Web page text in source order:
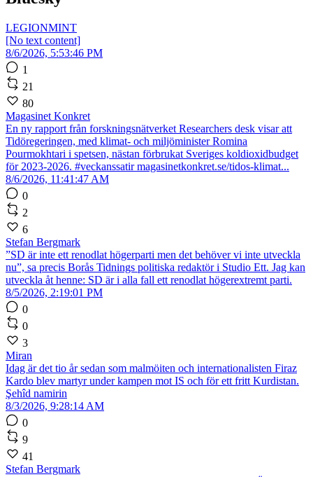
LEGIONMINT
[No text content]
8/6/2026, 5:53:46 PM
1
21
80
Magasinet Konkret
En ny rapport från forskningsnätverket Researchers desk visar att
Tidöregeringen, med klimat- och miljöminister Romina
Pourmokhtari i spetsen, nästan förbrukat Sveriges koldioxidbudget
för 2023-2026. #veckanssatir magasinetkonkret.se/tidos-klimat...
8/6/2026, 11:41:47 AM
0
2
6
Stefan Bergmark
”SD är inte ett renodlat högerparti men det behöver vi inte utveckla
nu”, sa precis Borås Tidnings politiska redaktör i Studio Ett. Jag kan
utveckla åt henne: SD är i alla fall ett renodlat högerextremt parti.
8/5/2026, 2:19:01 PM
0
0
3
Miran
Idag är det tio år sedan som malmöiten och internationalisten Firaz
Kardo blev martyr under kampen mot IS och för ett fritt Kurdistan.
Şehîd namirin
8/3/2026, 9:28:14 AM
0
9
41
Stefan Bergmark